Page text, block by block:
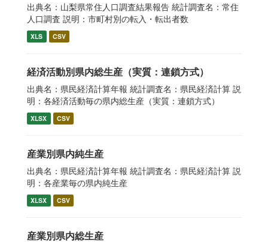
出典名：山梨県常住人口調査結果報告 統計調査名：常住
人口調査 説明：市町村別の転入・転出者数
XLS CSV
経済活動別県内総生産（実質：連鎖方式）
出典名：県民経済計算年報 統計調査名：県民経済計算 説
明：各経済活動毎の県内総生産（実質：連鎖方式）
XLSX CSV
産業別県内純生産
出典名：県民経済計算年報 統計調査名：県民経済計算 説
明：各産業毎の県内純生産
XLSX CSV
産業別県内総生産